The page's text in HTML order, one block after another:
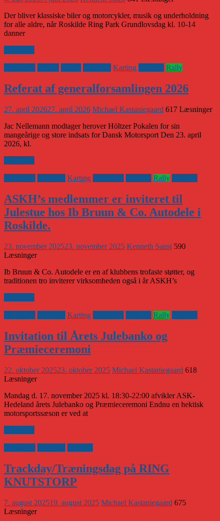
Der bliver klassiske biler og motorcykler, musik og underholdning
for alle aldre, når Roskilde Ring Park Grundlovsdag kl. 10-14
danner
Karting Rally
Referat af generalforsamlingen 2026
27. april 202627. april 2026 Michael Kastaniegaard 617 Læsninger
Jac Nellemann modtager herover Höltzer Pokalen for sin
mangeårige og store indsats for Dansk Motorsport Den 23. april
2026, kl.
Karting Rally
ASKH’s medlemmer er inviteret til
Julestue hos Ib Bruun & Co. Autodele i
Roskilde.
23. november 202523. november 2025 Kenneth Saust 590
Læsninger
Ib Bruun & Co. Autodele er en af klubbens trofaste støtter, og
traditionen tro inviterer virksomheden også i år ASKH’s
Karting Rally
Invitation til Årets Julebanko og
Præmieceremoni
22. oktober 202523. oktober 2025 Michael Kastaniegaard 618
Læsninger
Mandag d. 17. november 2025 kl. 18:30-22:00 afvikler ASK-
Hedeland årets Julebanko og Præmieceremoni Endnu en hektisk
motorsportssæson er ved at
Trackday/Træningsdag på RING
KNUTSTORP
7. august 202519. august 2025 Michael Kastaniegaard 675
Læsninger